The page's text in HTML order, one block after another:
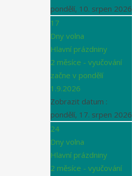
pondělí, 10. srpen 2026
17
Dny volna
Hlavní prázdniny
2 měsíce - vyučování
začne v pondělí
1.9.2026
Zobrazit datum :
pondělí, 17. srpen 2026
24
Dny volna
Hlavní prázdniny
2 měsíce - vyučování